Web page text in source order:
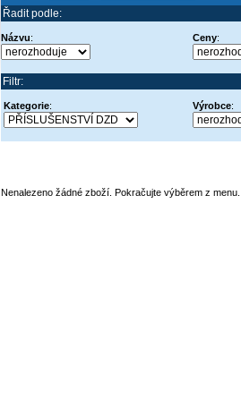
Řadit podle:
Názvu: Ceny:
Filtr:
Kategorie: Výrobce:
Nenalezeno žádné zboží. Pokračujte výběrem z menu.